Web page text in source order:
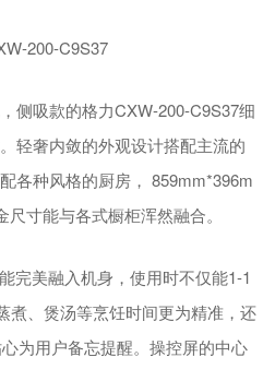
200-C9S37
侧吸款的格力CXW-200-C9S37细
轻奢内敛的外观设计搭配主流的
各种风格的厨房， 859mm*396m
寸能与各式橱柜浑然融合。
完美融入机身，使用时不仅能1-1
煮、煲汤等烹饪时间更为精准，还
为用户备忘提醒。操控屏的中心